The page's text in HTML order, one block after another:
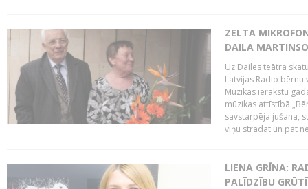
ZELTA
DAILA
Uz Dailes teātra
Latvijas Radio
Mūzikas ierakstu
mūzikas
savstarpēja jušana,
viņu strādāt un pat
LIENA GRĪNA:
PALĪDZĪBU